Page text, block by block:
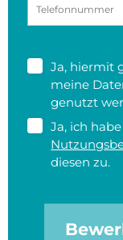
Ja, hiermit
meine
genutzt
Ja, ich
diesen zu.